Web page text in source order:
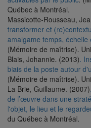
Québec à Montréal.
Massicotte-Rousseau,
transformer et
amalgame temps,
(Mémoire de maîtrise).
Blais, Johannie. (2013).
biais de la poste autour
(Mémoire de maîtrise).
La Brie, Guillaume. (2007)
de l’œuvre dans une
l'objet, le lieu et le
du Québec à Montréal.